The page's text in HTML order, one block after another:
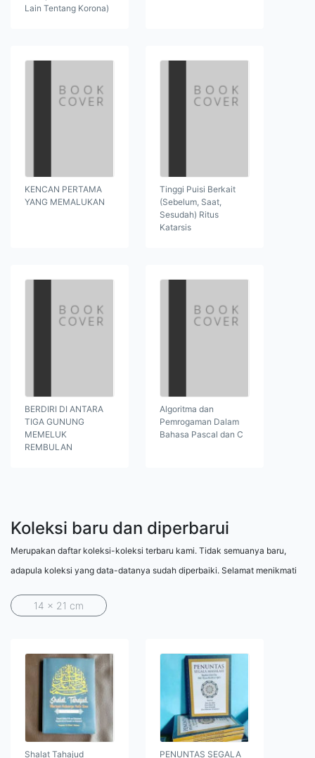
Lain Tentang Korona)
KENCAN PERTAMA
YANG MEMALUKAN
Tinggi Puisi Berkait
(Sebelum, Saat,
Sesudah) Ritus
Katarsis
BERDIRI DI ANTARA
TIGA GUNUNG
MEMELUK
REMBULAN
Algoritma dan
Pemrogaman Dalam
Bahasa Pascal dan C
Koleksi baru dan diperbarui
Merupakan daftar koleksi-koleksi terbaru kami. Tidak semuanya baru,
adapula koleksi yang data-datanya sudah diperbaiki. Selamat menikmati
14 x 21 cm
Shalat Tahajud PENUNTAS SEGALA